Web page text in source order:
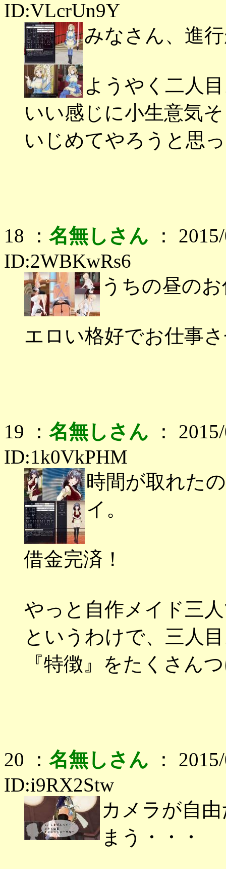
ID:VLcrUn9Y
みなさん、進
ようやく二人
いい感じに小生意気
いじめてやろうと思
18 ： 名無しさん ：
ID:2WBKwRs6
うちの昼の
エロい格好でお仕事
19 ： 名無しさん ：
ID:1k0VkPHM
時間が取れた
イ。
借金完済！
やっと自作メイド三
というわけで、三人
『特徴』をたくさん
20 ： 名無しさん ：
ID:i9RX2Stw
カメラが自
まう・・・